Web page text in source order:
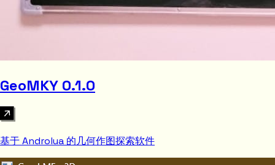
GeoMKY 0.1.0
基于 Androlua 的几何作图探索软件